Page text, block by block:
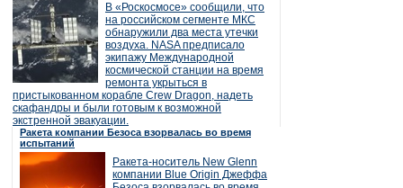
В «Роскосмосе» сообщили, что
на российском сегменте МКС
обнаружили два места утечки
воздуха. NASA предписало
экипажу Международной
космической станции на время
ремонта укрыться в
пристыкованном корабле Crew Dragon, надеть
скафандры и были готовым к возможной
экстренной эвакуации.
Ракета компании Безоса взорвалась во время
испытаний
Ракета-носитель New Glenn
компании Blue Origin Джеффа